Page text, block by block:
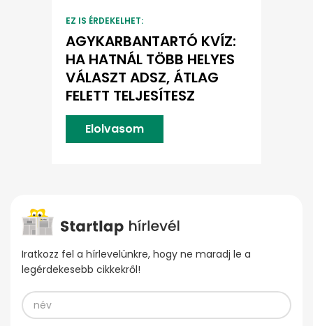
EZ IS ÉRDEKELHET:
AGYKARBANTARTÓ KVÍZ:
HA HATNÁL TÖBB HELYES
VÁLASZT ADSZ, ÁTLAG
FELETT TELJESÍTESZ
Elolvasom
Iratkozz fel a hírlevelünkre, hogy ne maradj le a
legérdekesebb cikkekről!